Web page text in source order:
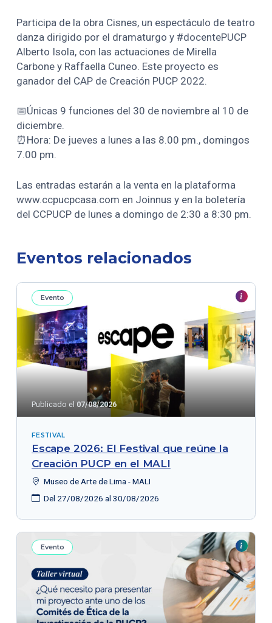
Participa de la obra Cisnes, un espectáculo de teatro
danza dirigido por el dramaturgo y #docentePUCP
Alberto Isola, con las actuaciones de Mirella
Carbone y Raffaella Cuneo. Este proyecto es
ganador del CAP de Creación PUCP 2022.
📅Únicas 9 funciones del 30 de noviembre al 10 de
diciembre.
⏰Hora: De jueves a lunes a las 8.00 pm., domingos
7.00 pm.
Las entradas estarán a la venta en la plataforma
www.ccpucpcasa.com en Joinnus y en la boletería
del CCPUCP de lunes a domingo de 2:30 a 8:30 pm.
Eventos relacionados
Evento
Publicado el 07/08/2026
FESTIVAL
Escape 2026: El Festival que reúne la
Creación PUCP en el MALI
Museo de Arte de Lima - MALI
Del 27/08/2026 al 30/08/2026
Evento